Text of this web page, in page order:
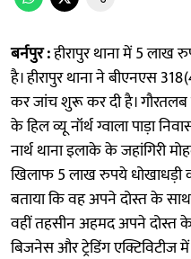
बर्नपुर :हीरापुर थाना में 5 लाख
है। हीरापुर थाना ने बीएनएस
कर जांच शुरू कर दी है।
के हिल व्यू नॉर्थ ग्वाला पाड़ा
नार्थ थाना इलाके के जहांगिरी
खिलाफ 5 लाख रुपये धोखाधड़ी
बताया कि वह अपने दोस्त के साथ
वहीं तहसीन अहमद अपने दोस्त
बिजनेस और ट्रेडिंग